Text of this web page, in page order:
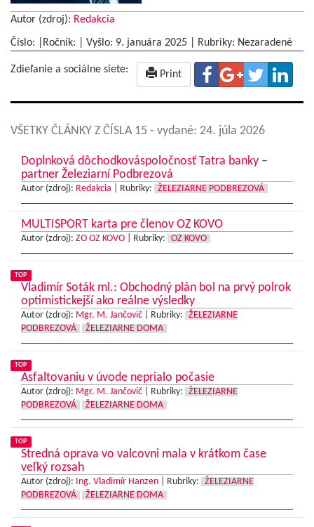
Autor (zdroj): Redakcia
Číslo: |Ročník: | Vyšlo: 9. januára 2025 Rubriky: Nezaradené
Zdieľanie a sociálne siete: Print
VŠETKY ČLÁNKY Z ČÍSLA 15 - vydané: 24. júla 2026
Doplnková dôchodkováspoločnosť Tatra banky –
partner Železiarní Podbrezová
Autor (zdroj): Redakcia Rubriky: ŽELEZIARNE PODBREZOVÁ
MULTISPORT karta pre členov OZ KOVO
Autor (zdroj): ZO OZ KOVO Rubriky: OZ KOVO
TOP
Vladimír Soták ml.: Obchodný plán bol na prvý polrok
optimistickejší ako reálne výsledky
Autor (zdroj): Mgr. M. Jančovič Rubriky:
ŽELEZIARNE
PODBREZOVÁ
ŽELEZIARNE DOMA
TOP
Asfaltovaniu v úvode neprialo počasie
Autor (zdroj): Mgr. M. Jančovič Rubriky:
ŽELEZIARNE
PODBREZOVÁ
ŽELEZIARNE DOMA
TOP
Stredná oprava vo valcovni mala v krátkom čase
veľký rozsah
Autor (zdroj): Ing. Vladimír Hanzen Rubriky:
ŽELEZIARNE
PODBREZOVÁ
ŽELEZIARNE DOMA